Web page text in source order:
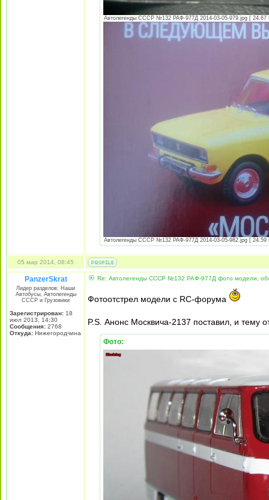
Автолегенды СССР №132 РАФ-977Д 2014-03-05-979.jpg [ 24.67
Автолегенды СССР №132 РАФ-977Д 2014-03-05-982.jpg [ 24.59
05 мар 2014, 08:45
PanzerSkrat
Лидер разделов: Наши
Автобусы, Автолегенды
СССР и Грузовики
Зарегистрирован: 18
июл 2013, 14:30
Сообщения: 2768
Откуда: Нижегородчина
Re: Автолегенды СССР №132 РАФ-977Д фото модели,
Фотоотстрел модели с RC-форума
P.S. Анонс Москвича-2137 поставил, и тему
Фото: